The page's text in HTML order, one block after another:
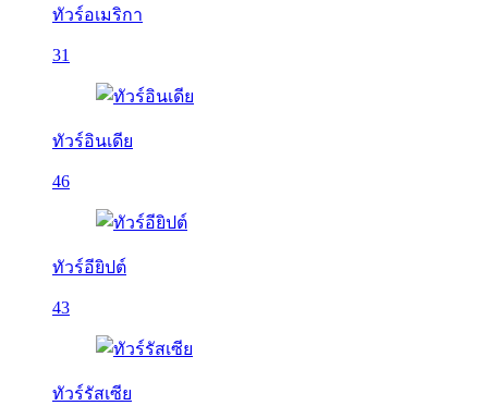
ทัวร์อเมริกา
31
ทัวร์อินเดีย
46
ทัวร์อียิปต์
43
ทัวร์รัสเซีย